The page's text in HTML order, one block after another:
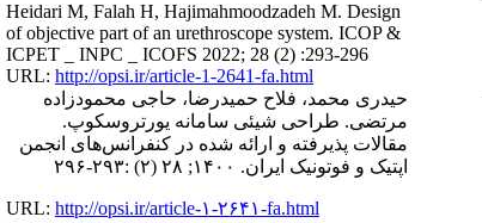
Heidari M, Falah H, Hajimahmoodzadeh M. Design
of objective part of an urethroscope system. ICOP &
ICPET _ INPC _ ICOFS 2022; 28 (2) :293-296
URL: http://opsi.ir/article-1-2641-fa.html
حیدری محمد، فلاح حمیدرضا، حاجی محمودزاده
مرتضی. طراحی شیئی سامانه یورتروسکوپ.
مقالات پذیرفته و ارائه شده در کنفرانس‌های انجمن
اپتیک و فوتونیک ایران. ۱۴۰۰; ۲۸ (۲) :۲۹۳-۲۹۶
URL: http://opsi.ir/article-۱-۲۶۴۱-fa.html